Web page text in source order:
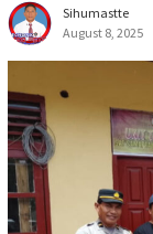
Sihumastte
August 8, 2025